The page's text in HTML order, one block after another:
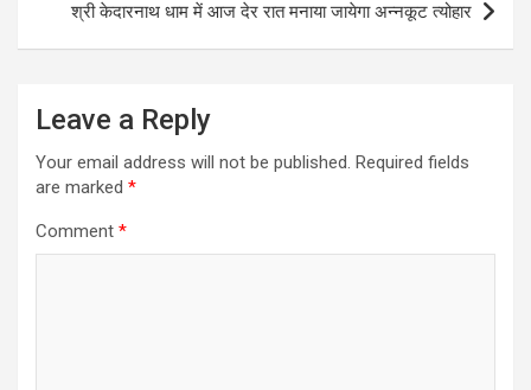
श्री केदारनाथ धाम में आज देर रात मनाया जायेगा अन्नकूट त्योहार
Leave a Reply
Your email address will not be published. Required fields
are marked *
Comment *